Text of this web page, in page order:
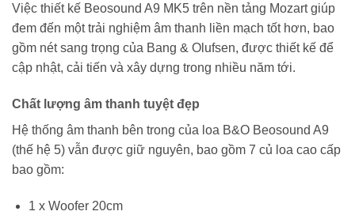
Việc thiết kế Beosound A9 MK5 trên nền tảng Mozart giúp
đem đến một trải nghiệm âm thanh liền mạch tốt hơn, bao
gồm nét sang trọng của Bang & Olufsen, được thiết kế để
cập nhật, cải tiến và xây dựng trong nhiều năm tới.
Chất lượng âm thanh tuyệt đẹp
Hệ thống âm thanh bên trong của loa B&O Beosound A9
(thế hệ 5) vẫn được giữ nguyên, bao gồm 7 củ loa cao cấp
bao gồm:
1 x Woofer 20cm